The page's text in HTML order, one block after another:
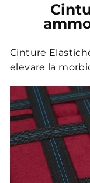
Cinture
elevare la